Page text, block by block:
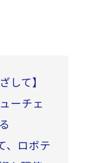
して】
ーチェ
、ロボテ